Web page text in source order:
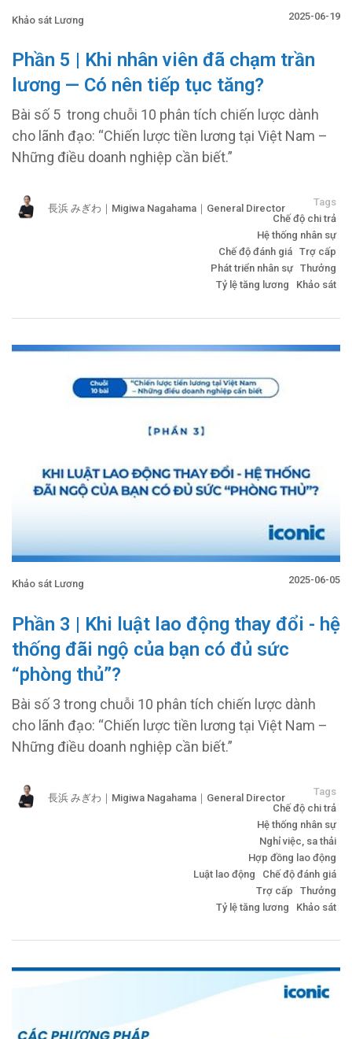
Khảo sát Lương 2025-06-19
Phần 5 | Khi nhân viên đã chạm trần
lương — Có nên tiếp tục tăng?
Bài số 5 trong chuỗi 10 phân tích chiến lược dành
cho lãnh đạo: “Chiến lược tiền lương tại Việt Nam –
Những điều doanh nghiệp cần biết.”
長浜 みぎわ｜Migiwa Nagahama｜General Director
Tags
Chế độ chi trả
Hệ thống nhân sự
Chế độ đánh giá Trợ cấp
Phát triển nhân sự Thưởng
Tỷ lệ tăng lương
Khảo sát
Khảo sát Lương 2025-06-05
Phần 3 | Khi luật lao động thay đổi - hệ
thống đãi ngộ của bạn có đủ sức
“phòng thủ”?
Bài số 3 trong chuỗi 10 phân tích chiến lược dành
cho lãnh đạo: “Chiến lược tiền lương tại Việt Nam –
Những điều doanh nghiệp cần biết.”
長浜 みぎわ｜Migiwa Nagahama｜General Director
Tags
Chế độ chi trả
Hệ thống nhân sự
Nghỉ việc, sa thải
Hợp đồng lao động
Luật lao động
Chế độ đánh giá
Trợ cấp
Thưởng
Tỷ lệ tăng lương
Khảo sát